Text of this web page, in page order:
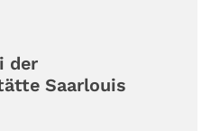
der
Saarlouis